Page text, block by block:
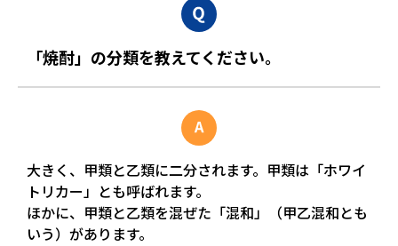
「焼酎」の分類を教えてください。
大きく、甲類と乙類に二分されます。甲類は「ホワイ
トリカー」とも呼ばれます。
ほかに、甲類と乙類を混ぜた「混和」（甲乙混和とも
いう）があります。